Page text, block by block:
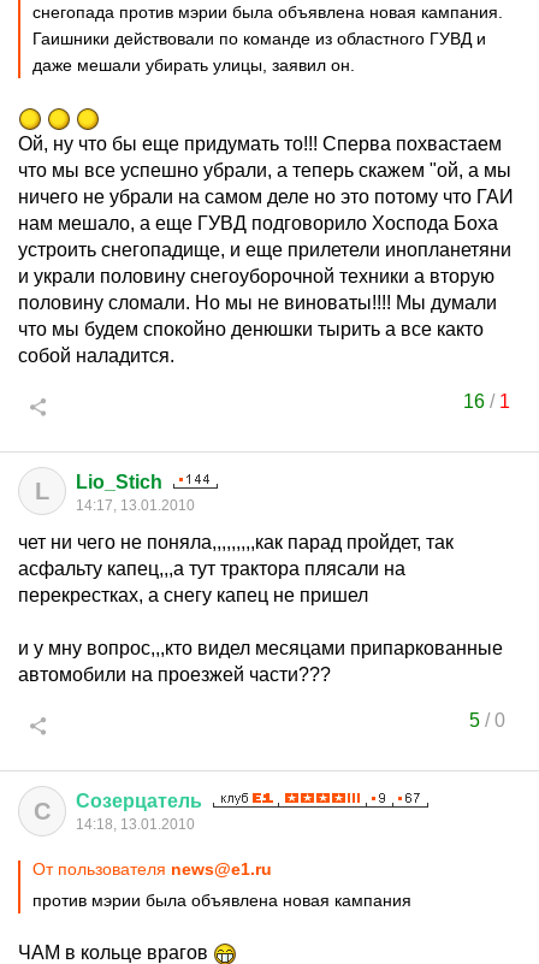
снегопада против мэрии была объявлена новая кампания.
Гаишники действовали по команде из областного ГУВД и
даже мешали убирать улицы, заявил он.
Ой, ну что бы еще придумать то!!! Сперва похвастаем
что мы все успешно убрали, а теперь скажем "ой, а мы
ничего не убрали на самом деле но это потому что ГАИ
нам мешало, а еще ГУВД подговорило Хоспода Боха
устроить снегопадище, и еще прилетели инопланетяни
и украли половину снегоуборочной техники а вторую
половину сломали. Но мы не виноваты!!!! Мы думали
что мы будем спокойно денюшки тырить а все както
собой наладится.
16 / 1
L Lio_Stich
14:17, 13.01.2010
чет ни чего не поняла,,,,,,,,,как парад пройдет, так
асфальту капец,,,а тут трактора плясали на
перекрестках, а снегу капец не пришел
и у мну вопрос,,,кто видел месяцами припаркованные
автомобили на проезжей части???
5/0
С Созерцатель
14:18, 13.01.2010
От пользователя news@e1.ru
против мэрии была объявлена новая кампания
ЧАМ в кольце врагов